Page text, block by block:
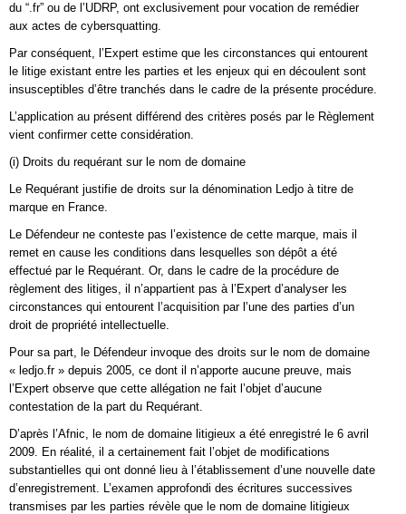
du “.fr” ou de l’UDRP, ont exclusivement pour vocation de remédier
aux actes de cybersquatting.
Par conséquent, l’Expert estime que les circonstances qui entourent
le litige existant entre les parties et les enjeux qui en découlent sont
insusceptibles d’être tranchés dans le cadre de la présente procédure.
L’application au présent différend des critères posés par le Règlement
vient confirmer cette considération.
(i) Droits du requérant sur le nom de domaine
Le Requérant justifie de droits sur la dénomination Ledjo à titre de
marque en France.
Le Défendeur ne conteste pas l’existence de cette marque, mais il
remet en cause les conditions dans lesquelles son dépôt a été
effectué par le Requérant. Or, dans le cadre de la procédure de
règlement des litiges, il n’appartient pas à l’Expert d’analyser les
circonstances qui entourent l’acquisition par l’une des parties d’un
droit de propriété intellectuelle.
Pour sa part, le Défendeur invoque des droits sur le nom de domaine
« ledjo.fr » depuis 2005, ce dont il n’apporte aucune preuve, mais
l’Expert observe que cette allégation ne fait l’objet d’aucune
contestation de la part du Requérant.
D’après l’Afnic, le nom de domaine litigieux a été enregistré le 6 avril
2009. En réalité, il a certainement fait l’objet de modifications
substantielles qui ont donné lieu à l’établissement d’une nouvelle date
d’enregistrement. L’examen approfondi des écritures successives
transmises par les parties révèle que le nom de domaine litigieux